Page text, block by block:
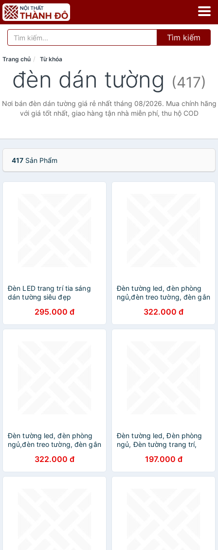
Tìm kiếm
Trang chủ Từ khóa
đèn dán tường (417)
Nơi bán đèn dán tường giá rẻ nhất tháng 08/2026. Mua chính hãng
với giá tốt nhất, giao hàng tận nhà miễn phí, thu hộ COD
417 Sản Phẩm
Đèn LED trang trí tia sáng
dán tường siêu đẹp
295.000 đ
Đèn tường led, đèn phòng
ngủ,đèn treo tường, đèn gắn
decor, đèn DT322.000 đ
Đèn tường led, đèn phòng
ngủ,đèn treo tường, đèn gắn
decor, đèn DT322.000 đ
Đèn tường led, Đèn phòng
ngủ, Đèn tường trang trí,
197.000 đ